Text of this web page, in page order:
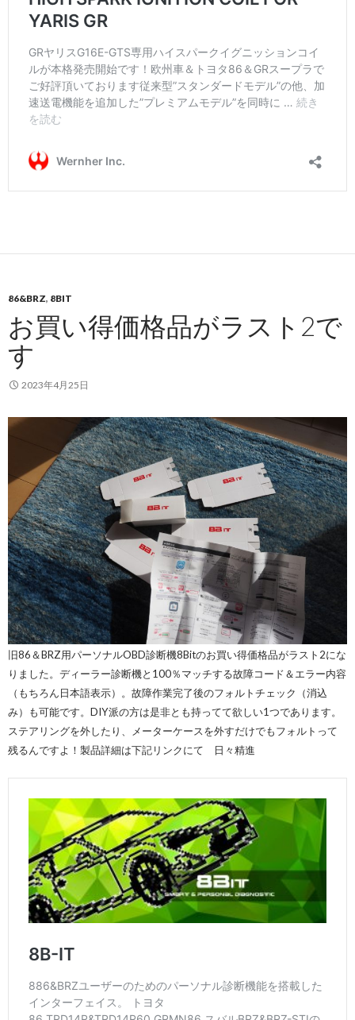
86&BRZ, 8BIT
お買い得価格品がラスト2で
す
2023年4月25日
旧86＆BRZ用パーソナルOBD診断機8Bitのお買い得価格品がラスト2にな
りました。ディーラー診断機と100％マッチする故障コード＆エラー内容
（もちろん日本語表示）。故障作業完了後のフォルトチェック（消込
み）も可能です。DIY派の方は是非とも持ってて欲しい1つであります。
ステアリングを外したり、メーターケースを外すだけでもフォルトって
残るんですよ！製品詳細は下記リンクにて 日々精進